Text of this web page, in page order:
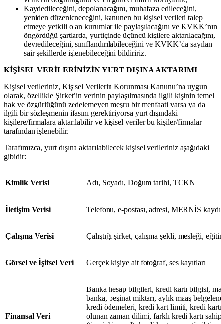
Kaydedileceğini, depolanacağını, muhafaza edileceğini,
yeniden düzenleneceğini, kanunen bu kişisel verileri talep
etmeye yetkili olan kurumlar ile paylaşılacağını ve KVKK’nın
öngördüğü şartlarda, yurtiçinde üçüncü kişilere aktarılacağını,
devredileceğini, sınıflandırılabileceğini ve KVKK’da sayılan
sair şekillerde işlenebileceğini bildiririz.
KİŞİSEL VERİLERİNİZİN YURT DIŞINA AKTARIMI
Kişisel verileriniz, Kişisel Verilerin Korunması Kanunu’na uygun
olarak, özellikle Şirket’in verinin paylaşılmasında ilgili kişinin temel
hak ve özgürlüğünü zedelemeyen meşru bir menfaati varsa ya da
ilgili bir sözleşmenin ifasını gerektiriyorsa yurt dışındaki
kişilere/firmalara aktarılabilir ve kişisel veriler bu kişiler/firmalar
tarafından işlenebilir.
Tarafımızca, yurt dışına aktarılabilecek kişisel verileriniz aşağıdaki
gibidir:
Kimlik Verisi Adı, Soyadı, Doğum tarihi, TCKN
İletişim Verisi Telefonu, e-postası, adresi, MERNİS kaydı
Çalışma Verisi Çalıştığı şirket, çalışma şekli, mesleği,
Görsel ve İşitsel Veri Gerçek kişiye ait fotoğraf, ses kayıtları
Finansal Veri
Banka hesap bilgileri, kredi kartı bilgisi,
banka, peşinat miktarı, aylık maaş
kredi ödemeleri, kredi kart limiti, kredi
olunan zaman dilimi, farklı kredi kartı